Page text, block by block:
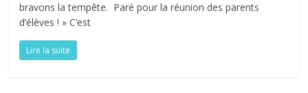
bravons la tempête. Paré pour la réunion des parents
d’élèves ! » C’est
Lire la suite